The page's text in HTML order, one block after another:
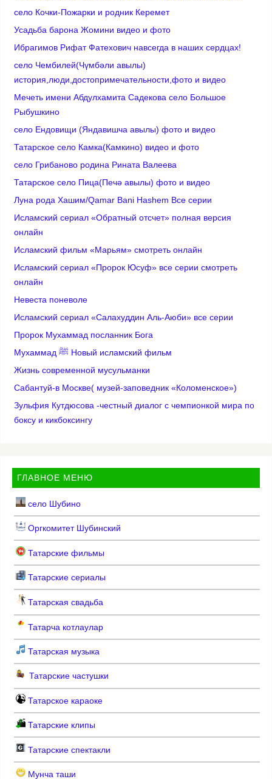
село Кочки-Пожарки и родник Керемет
Усадьба барона Жомини видео и фото
Ибрагимов Рифат Фатехович навсегда в наших сердцах!
село Чембилей(Чүмбәли авылы)
история,люди,достопримечательности,фото и видео
Мечеть имени Абдулхамита Садекова село Большое
Рыбушкино
село Ендовищи (Яндавишча авылы) фото и видео
Татарское село Камка(Камкино) видео и фото
село Грибаново родина Рината Валеева
Татарское село Пица(Печә авылы) фото и видео
Луна рода Хашим/Qamar Bani Hashem Все серии
Исламский сериал «Обратный отсчет» полная версия
онлайн
Исламский фильм «Марьям» смотреть онлайн
Исламский сериал «Пророк Юсуф» все серии смотреть
онлайн
Невеста поневоле
Исламский сериал «Салахуддин Аль-Аюби» все серии
Пророк Мухаммад посланник Бога
Мухаммад ﷺ Новый исламский фильм
Жизнь современной мусульманки
Сабантуй-в Москве( музей-заповедник «Коломенское»)
Зульфия Кутдюсова -честный диалог с чемпионкой мира по
боксу и кикбоксингу
ГЛАВНОЕ МЕНЮ
село Шубино
Оргкомитет Шубинский
Татарские фильмы
Татарские сериалы
Татарская свадьба
Татарча котлаулар
Татарская музыка
Татарские частушки
Татарское караоке
Татарские клипы
Татарские спектакли
Мунча таши